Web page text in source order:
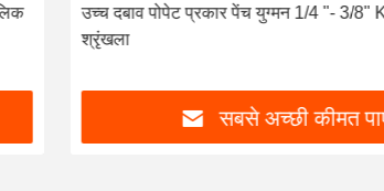
उच्च दबाव पोपेट प्रकार पेंच युग्मन 1/4 "- 3/
श्रृंखला
सबसे अच्छी कीमत